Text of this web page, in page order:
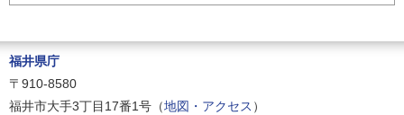
福井県庁
〒910-8580
福井市大手3丁目17番1号（地図・アクセス ）